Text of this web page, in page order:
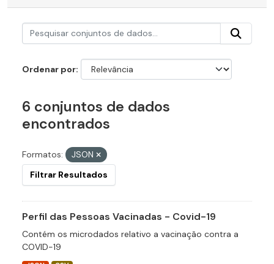
Ordenar por
6 conjuntos de dados
encontrados
Formatos:
JSON
Filtrar Resultados
Perfil das Pessoas Vacinadas - Covid-19
Contém os microdados relativo a vacinação contra a
COVID-19